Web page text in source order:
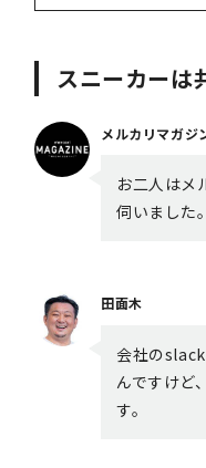
スニーカーは
メルカリマガジ
お二人はメ
伺いました。
田面木
会社の
んですけど
す。